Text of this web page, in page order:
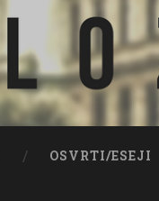
OSVRTI/ESEJI